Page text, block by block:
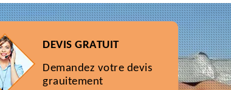
DEVIS GRATUIT
Demandez votre devis
grauitement